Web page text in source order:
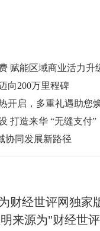
赋能区域商业活力升
向200万里程碑
开启，多重礼遇助您
打造来华 “无缝支付”
协同发展新路径
财经世评网独家
来源为"财经世